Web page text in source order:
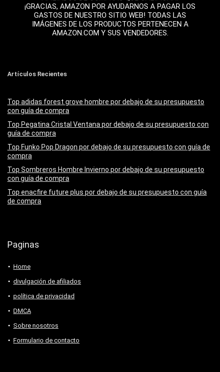
¡GRACIAS, AMAZON POR AYUDARNOS A PAGAR LOS
GASTOS DE NUESTRO SITIO WEB! TODAS LAS
IMÁGENES DE LOS PRODUCTOS PERTENECEN A
AMAZON.COM Y SUS VENDEDORES.
Artículos Recientes
Top adidas forest grove hombre por debajo de su presupuesto
con guía de compra
Top Pegatina Cristal Ventana por debajo de su presupuesto con
guía de compra
Top Funko Pop Dragon por debajo de su presupuesto con guía de
compra
Top Sombreros Hombre Invierno por debajo de su presupuesto
con guía de compra
Top enacfire future plus por debajo de su presupuesto con guía
de compra
Paginas
Home
divulgación de afiliados
política de privacidad
DMCA
Sobre nosotros
Formulario de contacto